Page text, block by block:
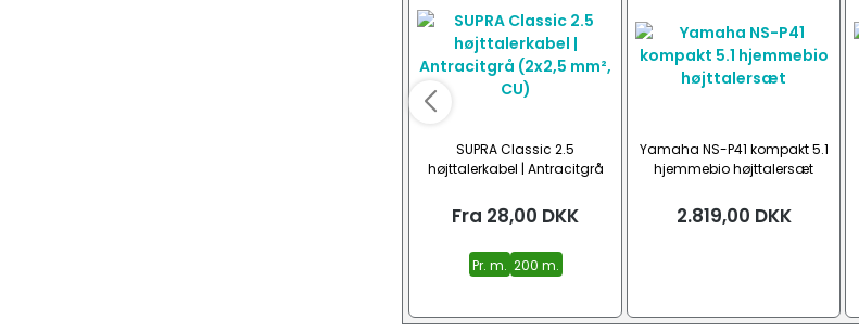
SUPRA Classic 2.5
højttalerkabel | Antracitgrå
Fra 28,00 DKK
Pr. m. 200 m.
Yamaha NS-P41 kompakt 5.1
hjemmebio højttalersæt
2.819,00 DKK